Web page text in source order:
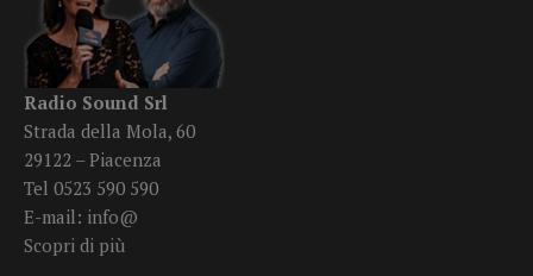
Radio Sound Srl
Strada della Mola, 60
29122 – Piacenza
Tel 0523 590 590
E-mail: info@
Scopri di più